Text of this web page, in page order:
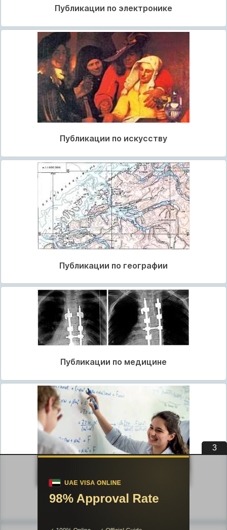
Публикации по электронике
Публикации по искусству
Публикации по географии
Публикации по медицине
Публикации по педагогике
2